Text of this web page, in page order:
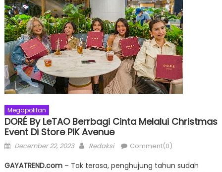
Megapolitan
DORÉ By LeTAO Berrbagi Cinta Melalui Christmas
Event Di Store PIK Avenue
Posted
December 22, 2023 Author
Redaksi Comment(0)
GAYATREND.com– Tak terasa, penghujung tahun sudah